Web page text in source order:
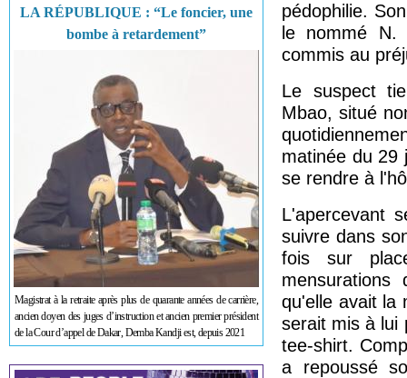
LA RÉPUBLIQUE : “Le foncier, une
bombe à retardement”
Magistrat à la retraite après plus de quarante années de carrière,
ancien doyen des juges d’instruction et ancien premier président
de la Cour d’appel de Dakar, Demba Kandji est, depuis 2021
pédophilie.
le nommé
commis au
Le suspect
Mbao, situé
matinée du 29
se rendre à
L'apercevant
suivre dans
fois sur
qu'elle avait la
serait mis à lui
tee-shirt.
a repoussé